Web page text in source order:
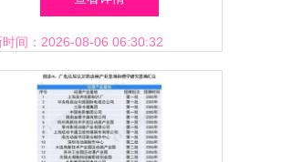
漫舞台
时间：2026-08-06 06:30:32